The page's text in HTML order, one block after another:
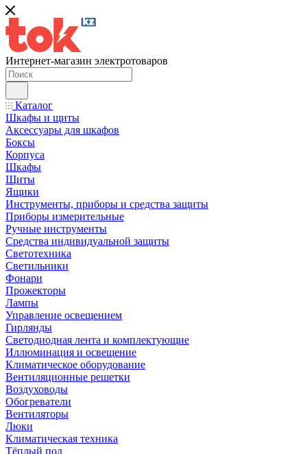
Интернет-магазин электротоваров
Каталог
Шкафы и щиты
Аксессуары для шкафов
Боксы
Корпуса
Шкафы
Щиты
Ящики
Инструменты, приборы и средства защиты
Приборы измерительные
Ручные инструменты
Средства индивидуальной защиты
Светотехника
Светильники
Фонари
Прожекторы
Лампы
Управление освещением
Гирлянды
Светодиодная лента и комплектующие
Иллюминация и освещение
Климатическое оборудование
Вентиляционные решетки
Воздуховоды
Обогреватели
Вентиляторы
Люки
Климатическая техника
Тёплый пол